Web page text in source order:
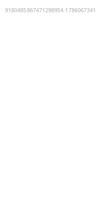
9180485867471298954:1786067341